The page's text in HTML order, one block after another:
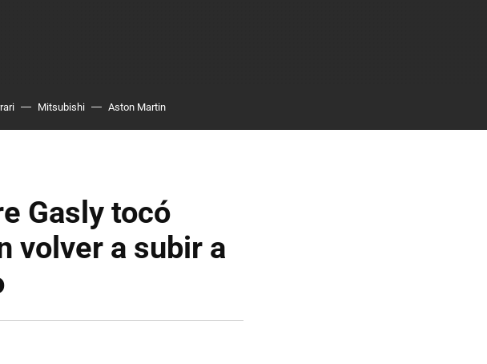
Mitsubishi Aston Martin
Gasly tocó
volver a subir a